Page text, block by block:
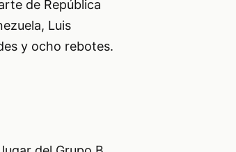
de República
Luis
y ocho rebotes.